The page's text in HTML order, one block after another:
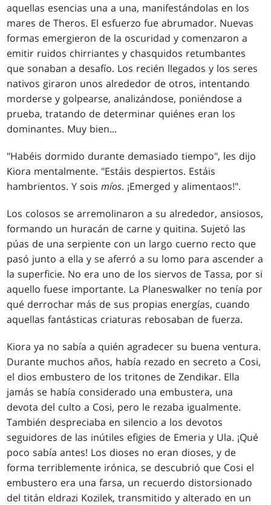
aquellas esencias una a una, manifestándolas en los
mares de Theros. El esfuerzo fue abrumador. Nuevas
formas emergieron de la oscuridad y comenzaron a
emitir ruidos chirriantes y chasquidos retumbantes
que sonaban a desafío. Los recién llegados y los seres
nativos giraron unos alrededor de otros, intentando
morderse y golpearse, analizándose, poniéndose a
prueba, tratando de determinar quiénes eran los
dominantes. Muy bien...
"Habéis dormido durante demasiado tiempo", les dijo
Kiora mentalmente. "Estáis despiertos. Estáis
hambrientos. Y soismíos. ¡Emerged y alimentaos!".
Los colosos se arremolinaron a su alrededor, ansiosos,
formando un huracán de carne y quitina. Sujetó las
púas de una serpiente con un largo cuerno recto que
pasó junto a ella y se aferró a su lomo para ascender a
la superficie. No era uno de los siervos de Tassa, por si
aquello fuese importante. La Planeswalker no tenía por
qué derrochar más de sus propias energías, cuando
aquellas fantásticas criaturas rebosaban de fuerza.
Kiora ya no sabía a quién agradecer su buena ventura.
Durante muchos años, había rezado en secreto a Cosi,
el dios embustero de los tritones de Zendikar. Ella
jamás se había considerado una embustera, una
devota del culto a Cosi, pero le rezaba igualmente.
También despreciaba en silencio a los devotos
seguidores de las inútiles efigies de Emeria y Ula. ¡Qué
poco sabía antes! Los dioses no eran dioses, y de
forma terriblemente irónica, se descubrió que Cosi el
embustero era una farsa, un recuerdo distorsionado
del titán eldrazi Kozilek, transmitido y alterado en un